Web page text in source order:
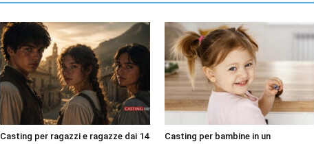
Casting per ragazzi e ragazze dai 14
Casting per bambine in un